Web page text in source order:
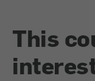
This